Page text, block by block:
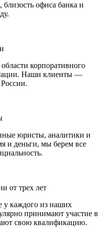
офиса банка и
корпоративного
Наши клиенты —
юристы, аналитики и
и деньги, мы берем все
от трех лет
у каждого из наших
принимают участие в
свою квалификацию.